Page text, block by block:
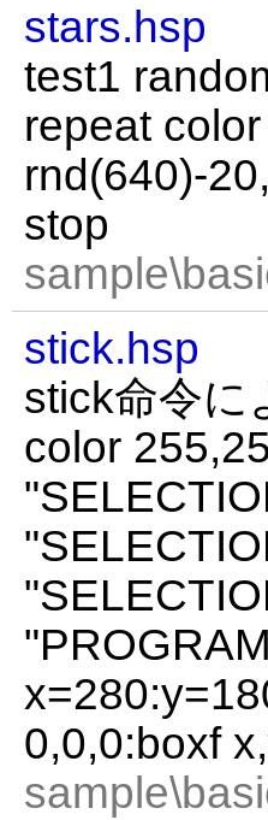
stars.hsp
test1
repeat
rnd(640)-
stop
stick.hsp
stick命令に
color
0,0,0:boxf